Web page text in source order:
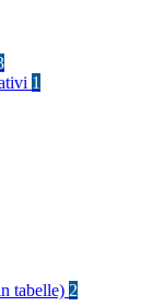
1
tabelle) 2